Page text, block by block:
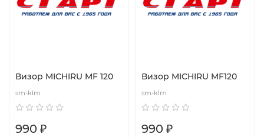
Визор MICHIRU MF 120
sm-klm
990 ₽
Визор MICHIRU MF120
sm-klm
990 ₽